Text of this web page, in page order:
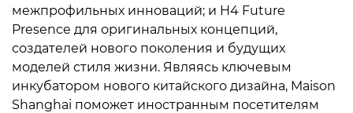
межпрофильных инноваций; и H4 Future
Presence для оригинальных концепций,
создателей нового поколения и будущих
моделей стиля жизни. Являясь ключевым
инкубатором нового китайского дизайна, Maison
Shanghai поможет иностранным посетителям